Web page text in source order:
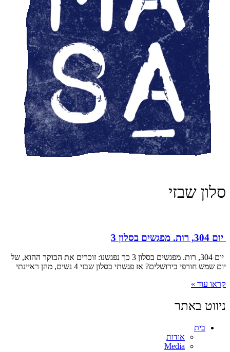
סלון שבזי
יום 304, רות. מפגשים בסלון 3
יום 304, רות. מפגשים בסלון 3 כך נפגשנו: זוכרים את הבוקר ההוא, של
יום שמש חורפי בירושלים? אז פגשתי בסלון שבזי 4 נשים, מהן ראיינתי
קראו עוד »
ניווט באתר
בית
אודות
Media